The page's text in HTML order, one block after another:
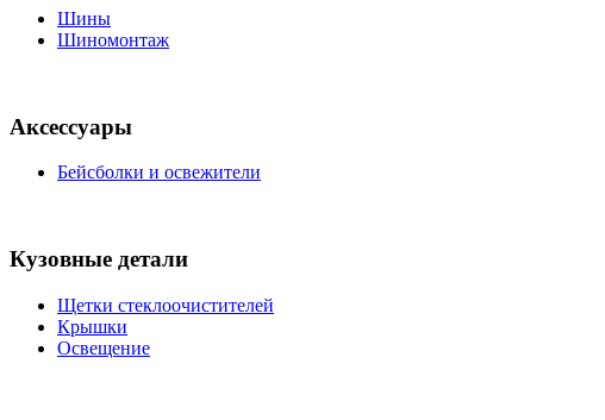
Шины
Шиномонтаж
Аксессуары
Бейсболки и освежители
Кузовные детали
Щетки стеклоочистителей
Крышки
Освещение